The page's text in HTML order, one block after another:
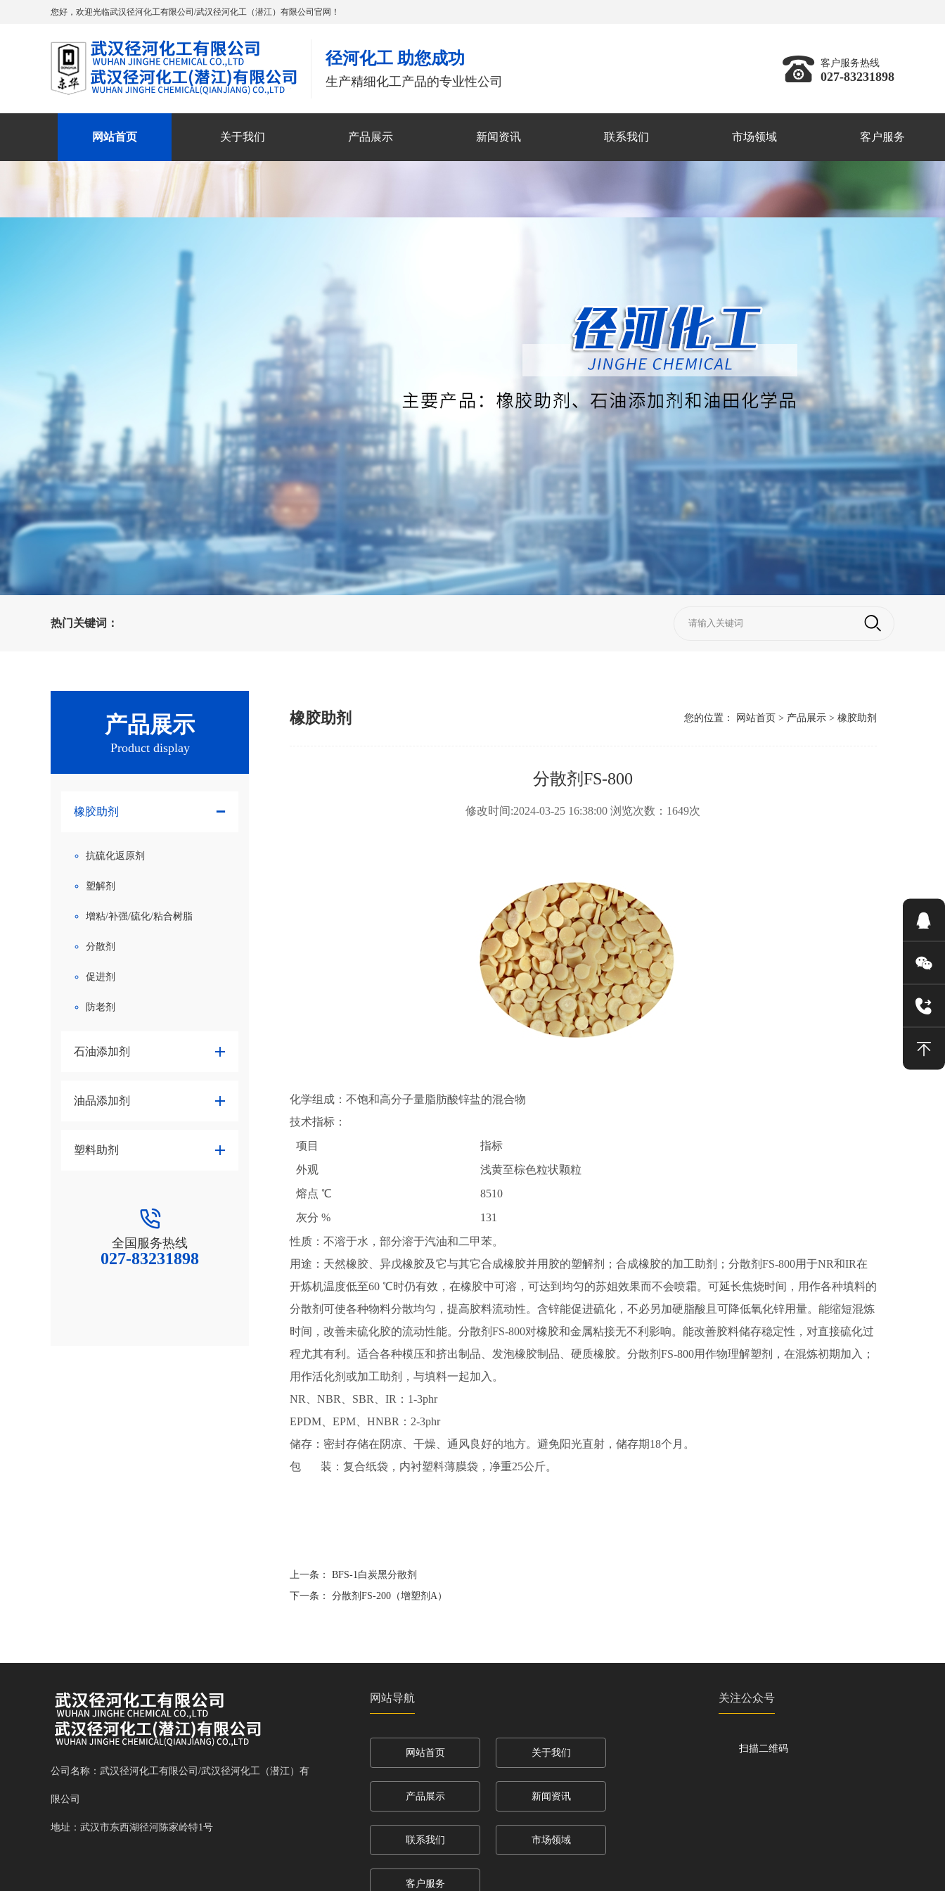
您好，欢迎光临武汉径河化工有限公司/武汉径河化工（潜江）有限公司官网！
径河化工 助您成功
生产精细化工产品的专业性公司
客户服务热线
027-83231898
网站首页 关于我们 产品展示 新闻资讯 联系我们 市场领域 客户服务
热门关键词：
产品展示
Product display
橡胶助剂
抗硫化返原剂
塑解剂
增粘/补强/硫化/粘合树脂
分散剂
促进剂
防老剂
石油添加剂
油品添加剂
塑料助剂
全国服务热线
027-83231898
橡胶助剂 您的位置： 网站首页 > 产品展示> 橡胶助剂
分散剂FS-800
修改时间:2024-03-25 16:38:00 浏览次数：1649次
化学组成：不饱和高分子量脂肪酸锌盐的混合物
技术指标：
项目
指标
外观
浅黄至棕色粒状颗粒
熔点 ℃
8510
灰分 %
131
性质：不溶于水，部分溶于汽油和二甲苯。
用途：天然橡胶、异戊橡胶及它与其它合成橡胶并用胶的塑解剂；合成橡胶的加工助剂；分散剂FS-800用于NR和IR在
开炼机温度低至60 ℃时仍有效，在橡胶中可溶，可达到均匀的苏姐效果而不会喷霜。可延长焦烧时间，用作各种填料的
分散剂可使各种物料分散均匀，提高胶料流动性。含锌能促进硫化，不必另加硬脂酸且可降低氧化锌用量。能缩短混炼
时间，改善未硫化胶的流动性能。分散剂FS-800对橡胶和金属粘接无不利影响。能改善胶料储存稳定性，对直接硫化过
程尤其有利。适合各种模压和挤出制品、发泡橡胶制品、硬质橡胶。分散剂FS-800用作物理解塑剂，在混炼初期加入；
用作活化剂或加工助剂，与填料一起加入。
NR、NBR、SBR、IR：1-3phr
EPDM、EPM、HNBR：2-3phr
储存：密封存储在阴凉、干燥、通风良好的地方。避免阳光直射，储存期18个月。
包 装：复合纸袋，内衬塑料薄膜袋，净重25公斤。
上一条： BFS-1白炭黑分散剂
下一条： 分散剂FS-200（增塑剂A）
公司名称：武汉径河化工有限公司/武汉径河化工（潜江）有
限公司
地址：武汉市东西湖径河陈家岭特1号
网站导航
网站首页 关于我们
产品展示 新闻资讯
联系我们 市场领域
客户服务
关注公众号
扫描二维码